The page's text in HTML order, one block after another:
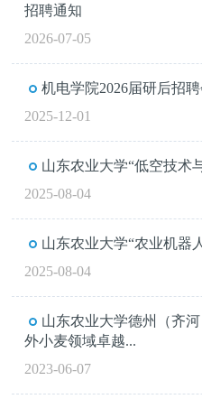
招聘通知
2026-07-05
机电学院2026届研后招
2025-12-01
山东农业大学“低空技术
2025-08-04
山东农业大学“农业机器
2025-08-04
山东农业大学德州（齐
外小麦领域卓越...
2023-06-07